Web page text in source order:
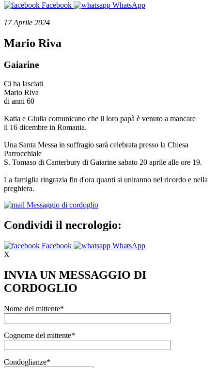
Facebook WhatsApp
17 Aprile 2024
Mario Riva
Gaiarine
Ci ha lasciati
Mario Riva
di anni 60
Katia e Giulia comunicano che il loro papà è venuto a mancare
il 16 dicembre in Romania.
Una Santa Messa in suffragio sarà celebrata presso la Chiesa
Parrocchiale
S. Tomaso di Canterbury di Gaiarine sabato 20 aprile alle ore 19.
La famiglia ringrazia fin d'ora quanti si uniranno nel ricordo e nella
preghiera.
Messaggio di cordoglio
Condividi il necrologio:
Facebook
WhatsApp
X
INVIA UN MESSAGGIO DI
CORDOGLIO
Nome del mittente*
Cognome del mittente*
Condoglianze*